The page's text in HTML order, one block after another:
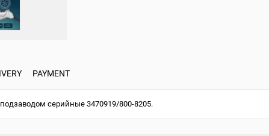
PAYMENT
серийные 3470919/800-8205.